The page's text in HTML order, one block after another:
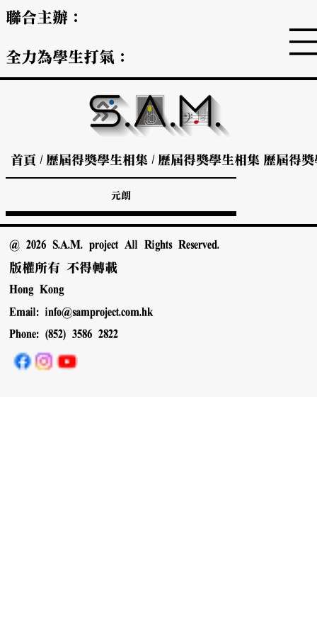
聯合主辦：
全力為學生打氣：
首頁 / 歷屆得獎學生相集 / 歷屆得獎學生相集 歷屆得
元朗
@ 2026 S.A.M. project All Rights Reserved.
版權所有 不得轉載
Hong Kong
Email: info@samproject.com.hk
Phone: (852) 3586 2822